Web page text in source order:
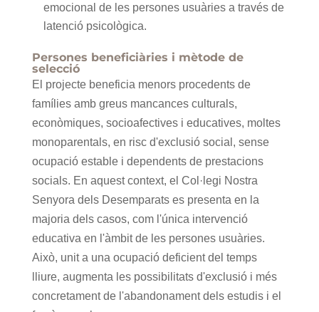
emocional de les persones usuàries a través de
latenció psicològica.
Persones beneficiàries i mètode de
selecció
El projecte beneficia menors procedents de
famílies amb greus mancances culturals,
econòmiques, socioafectives i educatives, moltes
monoparentals, en risc d'exclusió social, sense
ocupació estable i dependents de prestacions
socials. En aquest context, el Col·legi Nostra
Senyora dels Desemparats es presenta en la
majoria dels casos, com l'única intervenció
educativa en l'àmbit de les persones usuàries.
Això, unit a una ocupació deficient del temps
lliure, augmenta les possibilitats d'exclusió i més
concretament de l'abandonament dels estudis i el